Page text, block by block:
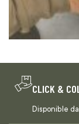
CLICK &
Disponible